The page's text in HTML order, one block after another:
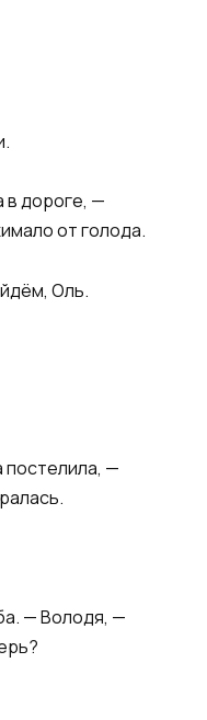
в дороге, —
от голода.
Оль.
—
— Володя, —